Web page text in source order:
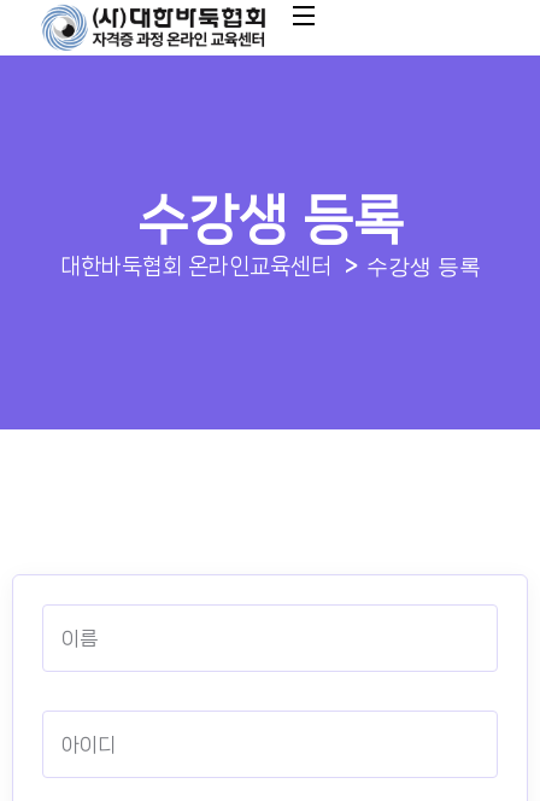
수강생 등록
대한바둑협회 온라인교육센터 수강생 등록